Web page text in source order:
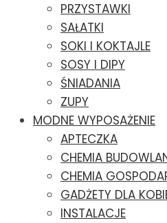
PRZYSTAWKI
SAŁATKI
SOKI I KOKTAJLE
SOSY I DIPY
ŚNIADANIA
ZUPY
MODNE WYPOSAŻENIE
APTECZKA
CHEMIA
CHEMIA
GADŻETY DLA
INSTALACJE